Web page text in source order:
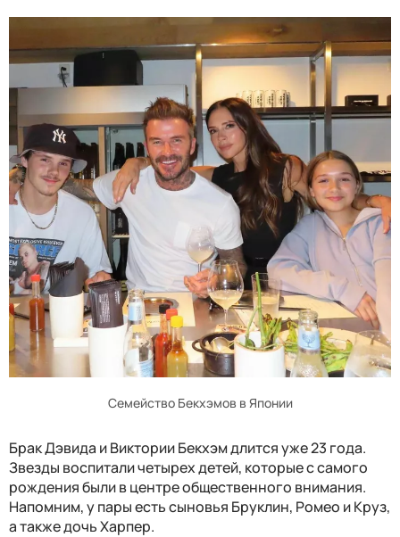
Семейство Бекхэмов в Японии
Брак Дэвида и Виктории Бекхэм длится уже 23 года.
Звезды воспитали четырех детей, которые с самого
рождения были в центре общественного внимания.
Напомним, у пары есть сыновья Бруклин, Ромео и Круз,
а также дочь Харпер.